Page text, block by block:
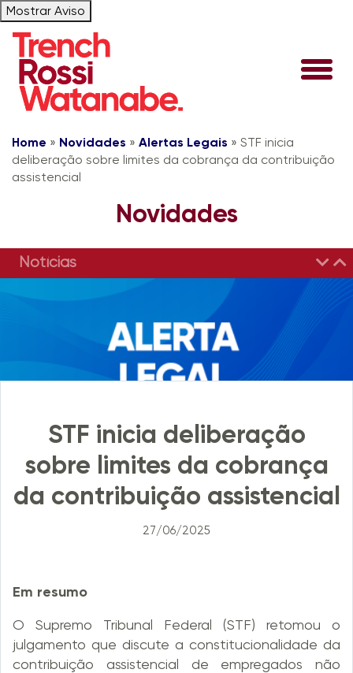
Mostrar Aviso
Home » Novidades » Alertas Legais » STF inicia
deliberação sobre limites da cobrança da contribuição
assistencial
Novidades
Notícias
STF inicia deliberação
sobre limites da cobrança
da contribuição assistencial
27/06/2025
Em resumo
O Supremo Tribunal Federal (STF) retomou o
julgamento que discute a constitucionalidade da
contribuição assistencial de empregados não